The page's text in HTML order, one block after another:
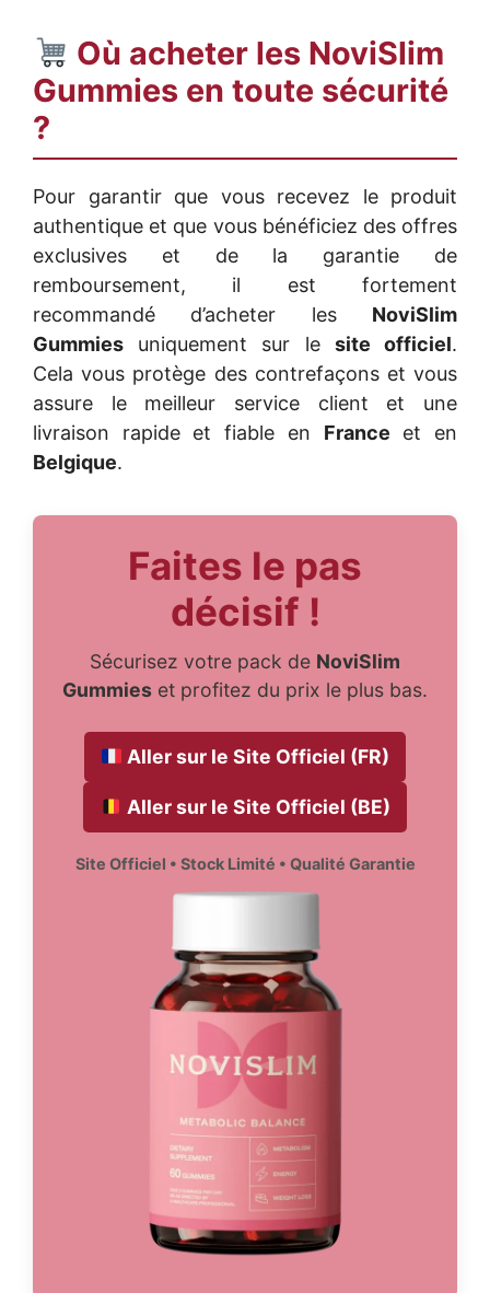
Où acheter les NoviSlim
Gummies en toute sécurité
?
Pour garantir que vous recevez le produit
authentique et que vous bénéficiez des offres
exclusives et de la garantie de
remboursement, il est fortement
recommandé d’acheter les NoviSlim
Gummies uniquement sur le site officiel.
Cela vous protège des contrefaçons et vous
assure le meilleur service client et une
livraison rapide et fiable en France et en
Belgique.
Faites le pas
décisif !
Sécurisez votre pack de NoviSlim
Gummies et profitez du prix le plus bas.
Aller sur le Site Officiel (FR)
Aller sur le Site Officiel (BE)
Site Officiel • Stock Limité • Qualité Garantie